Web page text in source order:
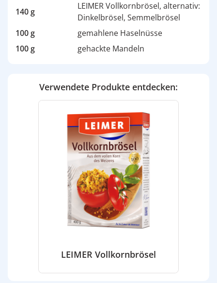
140 g
LEIMER Vollkornbrösel, alternativ:
Dinkelbrösel, Semmelbrösel
100 g
gemahlene Haselnüsse
100 g
gehackte Mandeln
Verwendete Produkte entdecken:
LEIMER Vollkornbrösel